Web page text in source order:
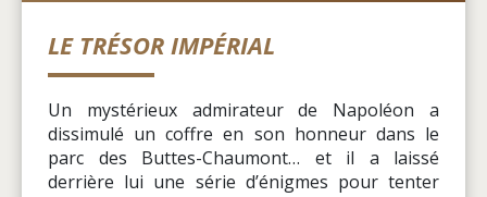
LE TRÉSOR IMPÉRIAL
Un mystérieux admirateur de Napoléon a
dissimulé un coffre en son honneur dans le
parc des Buttes-Chaumont… et il a laissé
derrière lui une série d’énigmes pour tenter